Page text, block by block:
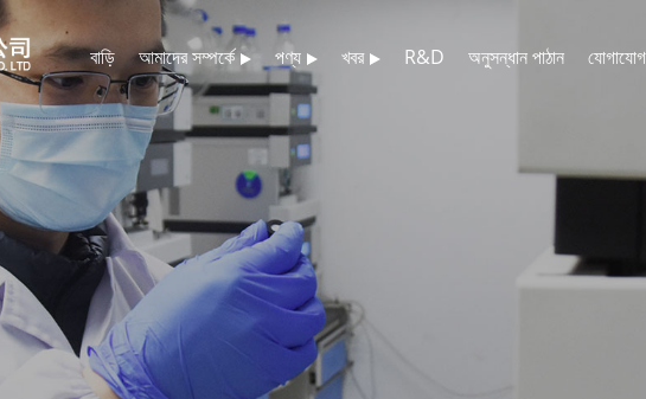
বাড়ি আমাদের সম্পর্কে পণ্য খবর R&D অনুসন্ধান পাঠান